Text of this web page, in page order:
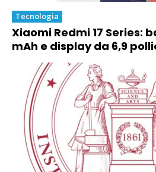
Tecnologia
Xiaomi Redmi 17 Series:
mAh e display da 6,9